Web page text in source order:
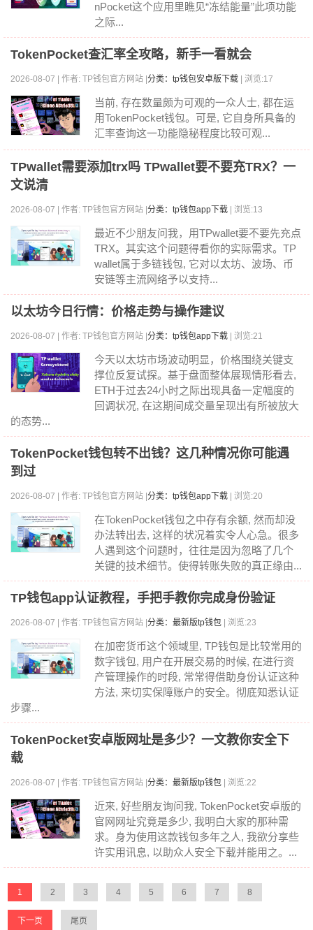
nPocket这个应用里瞧见“冻结能量”此项功能
之际...
TokenPocket查汇率全攻略，新手一看就会
2026-08-07 | 作者: TP钱包官方网站 | 分类：tp钱包安卓版下载 | 浏览:17
当前, 存在数量颇为可观的一众人士, 都在运
用TokenPocket钱包。可是, 它自身所具备的
汇率查询这一功能隐秘程度比较可观...
TPwallet需要添加trx吗 TPwallet要不要充TRX？一
文说清
2026-08-07 | 作者: TP钱包官方网站 | 分类：tp钱包app下载 | 浏览:13
最近不少朋友问我，用TPwallet要不要先充点
TRX。其实这个问题得看你的实际需求。TP
wallet属于多链钱包, 它对以太坊、波场、币
安链等主流网络予以支持...
以太坊今日行情：价格走势与操作建议
2026-08-07 | 作者: TP钱包官方网站 | 分类：tp钱包app下载 | 浏览:21
今天以太坊市场波动明显，价格围绕关键支
撑位反复试探。基于盘面整体展现情形看去,
ETH于过去24小时之际出现具备一定幅度的
回调状况, 在这期间成交量呈现出有所被放大
的态势...
TokenPocket钱包转不出钱？这几种情况你可能遇
到过
2026-08-07 | 作者: TP钱包官方网站 | 分类：tp钱包app下载 | 浏览:20
在TokenPocket钱包之中存有余额, 然而却没
办法转出去, 这样的状况着实令人心急。很多
人遇到这个问题时，往往是因为忽略了几个
关键的技术细节。使得转账失败的真正缘由...
TP钱包app认证教程，手把手教你完成身份验证
2026-08-07 | 作者: TP钱包官方网站 | 分类：最新版tp钱包 | 浏览:23
在加密货币这个领域里, TP钱包是比较常用的
数字钱包, 用户在开展交易的时候, 在进行资
产管理操作的时段, 常常得借助身份认证这种
方法, 来切实保障账户的安全。彻底知悉认证
步骤...
TokenPocket安卓版网址是多少？一文教你安全下
载
2026-08-07 | 作者: TP钱包官方网站 | 分类：最新版tp钱包 | 浏览:22
近来, 好些朋友询问我, TokenPocket安卓版的
官网网址究竟是多少, 我明白大家的那种需
求。身为使用这款钱包多年之人, 我欲分享些
许实用讯息, 以助众人安全下载并能用之。...
1 2 3 4 5 6 7 8
下一页 尾页